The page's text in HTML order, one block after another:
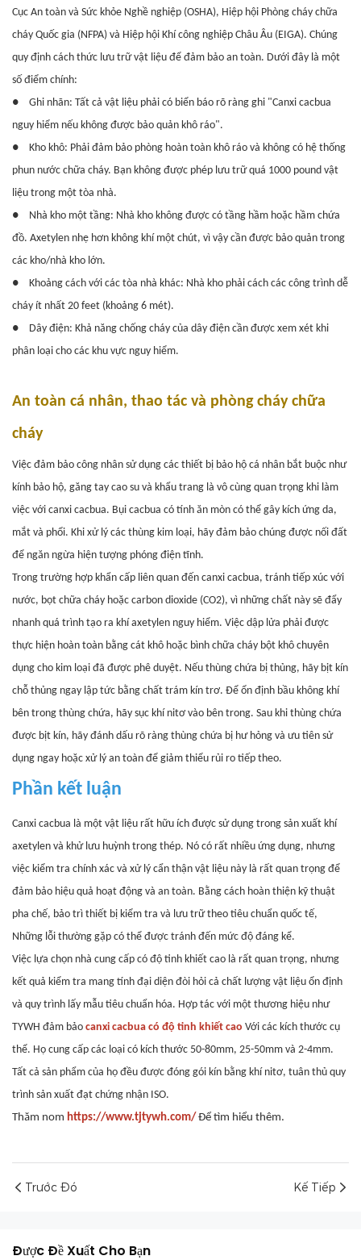
Cục An toàn và Sức khỏe Nghề nghiệp (OSHA), Hiệp hội Phòng cháy chữa
cháy Quốc gia (NFPA) và Hiệp hội Khí công nghiệp Châu Âu (EIGA). Chúng
quy định cách thức lưu trữ vật liệu để đảm bảo an toàn. Dưới đây là một
số điểm chính:
●
Ghi nhãn: Tất cả vật liệu phải có biển báo rõ ràng ghi "Canxi cacbua
nguy hiểm nếu không được bảo quản khô ráo".
●
Kho khô: Phải đảm bảo phòng hoàn toàn khô ráo và không có hệ thống
phun nước chữa cháy. Bạn không được phép lưu trữ quá 1000 pound vật
liệu trong một tòa nhà.
●
Nhà kho một tầng: Nhà kho không được có tầng hầm hoặc hầm chứa
đồ. Axetylen nhẹ hơn không khí một chút, vì vậy cần được bảo quản trong
các kho/nhà kho lớn.
●
Khoảng cách với các tòa nhà khác: Nhà kho phải cách các công trình dễ
cháy ít nhất 20 feet (khoảng 6 mét).
●
Dây điện: Khả năng chống cháy của dây điện cần được xem xét khi
phân loại cho các khu vực nguy hiểm.
An toàn cá nhân, thao tác và phòng cháy chữa
cháy
Việc đảm bảo công nhân sử dụng các thiết bị bảo hộ cá nhân bắt buộc như
kính bảo hộ, găng tay cao su và khẩu trang là vô cùng quan trọng khi làm
việc với canxi cacbua. Bụi cacbua có tính ăn mòn có thể gây kích ứng da,
mắt và phổi. Khi xử lý các thùng kim loại, hãy đảm bảo chúng được nối đất
để ngăn ngừa hiện tượng phóng điện tĩnh.
Trong trường hợp khẩn cấp liên quan đến canxi cacbua, tránh tiếp xúc với
nước, bọt chữa cháy hoặc carbon dioxide (CO2), vì những chất này sẽ đẩy
nhanh quá trình tạo ra khí axetylen nguy hiểm. Việc dập lửa phải được
thực hiện hoàn toàn bằng cát khô hoặc bình chữa cháy bột khô chuyên
dụng cho kim loại đã được phê duyệt. Nếu thùng chứa bị thủng, hãy bịt kín
chỗ thủng ngay lập tức bằng chất trám kín trơ. Để ổn định bầu không khí
bên trong thùng chứa, hãy sục khí nitơ vào bên trong. Sau khi thùng chứa
được bịt kín, hãy đánh dấu rõ ràng thùng chứa bị hư hỏng và ưu tiên sử
dụng ngay hoặc xử lý an toàn để giảm thiểu rủi ro tiếp theo.
Phần kết luận
Canxi cacbua là một vật liệu rất hữu ích được sử dụng trong sản xuất khí
axetylen và khử lưu huỳnh trong thép. Nó có rất nhiều ứng dụng, nhưng
việc kiểm tra chính xác và xử lý cẩn thận vật liệu này là rất quan trọng để
đảm bảo hiệu quả hoạt động và an toàn. Bằng cách hoàn thiện kỹ thuật
pha chế, bảo trì thiết bị kiểm tra và lưu trữ theo tiêu chuẩn quốc tế,
Những lỗi thường gặp có thể được tránh đến mức độ đáng kể.
Việc lựa chọn nhà cung cấp có độ tinh khiết cao là rất quan trọng, nhưng
kết quả kiểm tra mang tính đại diện đòi hỏi cả chất lượng vật liệu ổn định
và quy trình lấy mẫu tiêu chuẩn hóa. Hợp tác với một thương hiệu như
TYWH đảm bảo canxi cacbua có độ tinh khiết cao Với các kích thước cụ
thể. Họ cung cấp các loại có kích thước 50-80mm, 25-50mm và 2-4mm.
Tất cả sản phẩm của họ đều được đóng gói kín bằng khí nitơ, tuân thủ quy
trình sản xuất đạt chứng nhận ISO.
Thăm nom https://www.tjtywh.com/ Để tìm hiểu thêm.
Trước Đó Kế Tiếp
Được Đề Xuất Cho Bạn